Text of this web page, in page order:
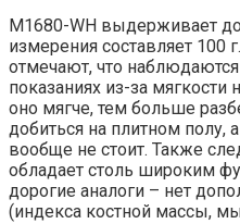
M1680-WH выдерживает
измерения составляет 100
отмечают, что
показаниях из-за
оно мягче, тем больше
добиться на плитном полу,
вообще не стоит. Также
обладает столь широким
дорогие аналоги – нет
(индекса костной массы,